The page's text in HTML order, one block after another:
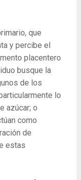
que
y percibe el
placentero
busque la
de los
lo
azúcar; o
como
de
estas